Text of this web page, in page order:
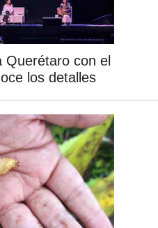
Querétaro con el
los detalles